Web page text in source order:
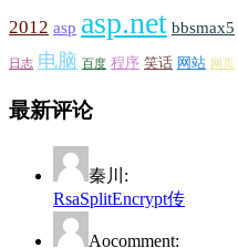
2012 asp asp.net bbsmax5
日志 电脑 百度 程序 笑话 网站 网页
最新评论
秦川:
RsaSplitEncrypt传
Aocomment: